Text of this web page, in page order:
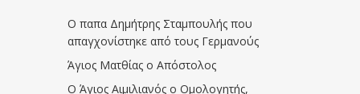
Ο παπα Δημήτρης Σταμπουλής που
απαγχονίστηκε από τους Γερμανούς
Άγιος Ματθίας ο Απόστολος
Ο Άγιος Αιμιλιανός ο Ομολογητής,